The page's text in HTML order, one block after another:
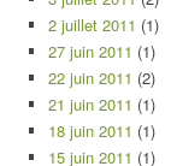
2 juillet 2011 (1)
27 juin 2011 (1)
22 juin 2011 (2)
21 juin 2011 (1)
18 juin 2011 (1)
15 juin 2011 (1)